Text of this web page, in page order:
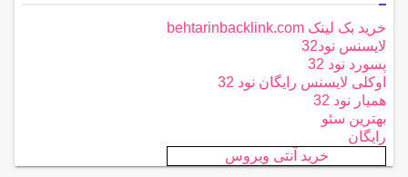
خرید بک لینک behtarinbacklink.com
لایسنس نود32
پسورد نود 32
اوکلی لایسنس رایگان نود 32
همیار نود 32
بهترین سئو
رایگان
خرید آنتی ویروس